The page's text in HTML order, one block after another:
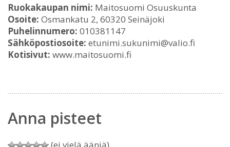
Ruokakaupan nimi: Maitosuomi Osuuskunta
Osoite: Osmankatu 2, 60320 Seinäjoki
Puhelinnumero: 010381147
Sähköpostiosoite: etunimi.sukunimi@valio.fi
Kotisivut: www.maitosuomi.fi
Anna pisteet